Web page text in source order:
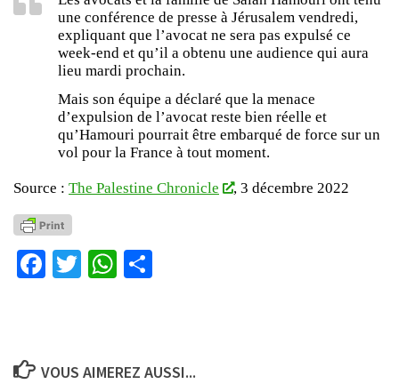
une conférence de presse à Jérusalem vendredi,
expliquant que l’avocat ne sera pas expulsé ce
week-end et qu’il a obtenu une audience qui aura
lieu mardi prochain.
Mais son équipe a déclaré que la menace
d’expulsion de l’avocat reste bien réelle et
qu’Hamouri pourrait être embarqué de force sur un
vol pour la France à tout moment.
Source : The Palestine Chronicle , 3 décembre 2022
Facebook
TwitterWhatsApp
VOUS AIMEREZ AUSSI...